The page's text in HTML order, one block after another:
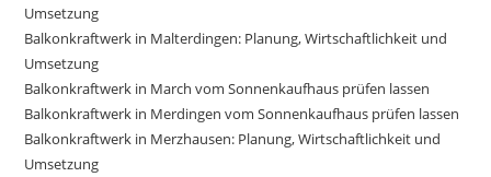
Umsetzung
Balkonkraftwerk in Malterdingen: Planung, Wirtschaftlichkeit und
Umsetzung
Balkonkraftwerk in March vom Sonnenkaufhaus prüfen lassen
Balkonkraftwerk in Merdingen vom Sonnenkaufhaus prüfen lassen
Balkonkraftwerk in Merzhausen: Planung, Wirtschaftlichkeit und
Umsetzung